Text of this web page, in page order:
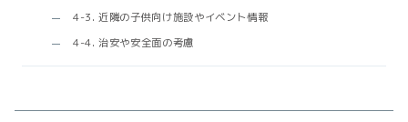
4-3. 近隣の子供向け施設やイベント情報
4-4. 治安や安全面の考慮